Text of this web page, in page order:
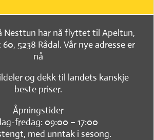
Nesttun har nå flyttet til Apeltun,
5238 Rådal. Vår nye adresse er
nå
og dekk til landets kanskje
beste priser.
Åpningstider
fredag: 09:00 – 17:00
med unntak i sesong.